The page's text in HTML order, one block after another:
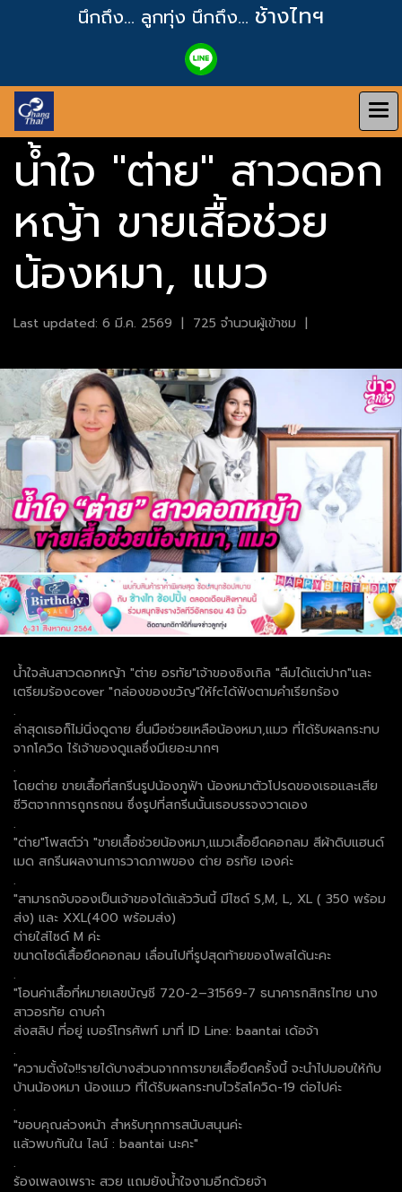
นึกถึง... ลูกทุ่ง นึกถึง... ช้างไทฯ
น้ำใจ "ต่าย" สาวดอก
หญ้า ขายเสื้อช่วย
น้องหมา, แมว
Last updated: 6 มี.ค. 2569 | 725 จำนวนผู้เข้าชม |
น้ำใจล้นสาวดอกหญ้า "ต่าย อรทัย"เจ้าของซิงเกิล "ลืมได้แต่ปาก"และ
เตรียมร้องcover "กล่องของขวัญ"ให้fcได้ฟังตามคำเรียกร้อง
.
ล่าสุดเธอก็ไม่นิ่งดูดาย ยื่นมือช่วยเหลือน้องหมา,แมว ที่ได้รับผลกระทบ
จากโควิด ไร้เจ้าของดูแลซึ่งมีเยอะมากๆ
.
โดยต่าย ขายเสื้อที่สกรีนรูปน้องภูฟ้า น้องหมาตัวโปรดของเธอและเสีย
ชีวิตจากการถูกรถชน ซึ่งรูปที่สกรีนนั้นเธอบรรจงวาดเอง
.
"ต่าย"โพสต์ว่า "ขายเสื้อช่วยน้องหมา,แมวเสื้อยืดคอกลม สีผ้าดิบแฮนด์
เมด สกรีนผลงานการวาดภาพของ ต่าย อรทัย เองค่ะ
.
"สามารถจับจองเป็นเจ้าของได้แล้ววันนี้ มีไซด์ S,M, L, XL ( 350 พร้อม
ส่ง) และ XXL(400 พร้อมส่ง)
ต่ายใส่ไซด์ M ค่ะ
ขนาดไซด์เสื้อยืดคอกลม เลื่อนไปที่รูปสุดท้ายของโพสได้นะคะ
.
"โอนค่าเสื้อที่หมายเลขบัญชี 720-2–31569-7 ธนาคารกสิกรไทย นาง
สาวอรทัย ดาบคำ
ส่งสลิป ที่อยู่ เบอร์โทรศัพท์ มาที่ ID Line: baantai เด้อจ้า
.
"ความตั้งใจ!!รายได้บางส่วนจากการขายเสื้อยืดครั้งนี้ จะนำไปมอบให้กับ
บ้านน้องหมา น้องแมว ที่ได้รับผลกระทบไวรัสโควิด-19 ต่อไปค่ะ
.
"ขอบคุณล่วงหน้า สำหรับทุกการสนับสนุนค่ะ
แล้วพบกันใน ไลน์ : baantai นะคะ"
.
ร้องเพลงเพราะ สวย แถมยังน้ำใจงามอีกด้วยจ้า